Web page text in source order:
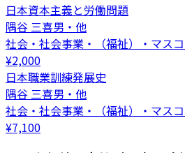
日本資本主義と労働問題
隅谷 三喜男・他
社会・社会事業・（福祉）・マス
¥2,000
日本職業訓練発展史
隅谷 三喜男・他
社会・社会事業・（福祉）・マス
¥7,100